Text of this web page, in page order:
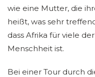
wie eine Mutter, die
heißt, was sehr
dass Afrika für viele
Menschheit ist.
Bei einer Tour durch